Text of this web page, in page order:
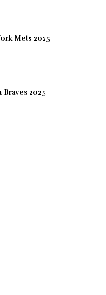
Mets 2025
Braves 2025